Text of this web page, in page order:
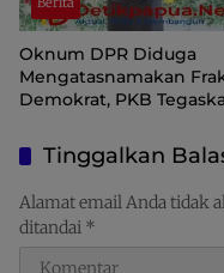
Oknum DPR Diduga
Mengatasnamakan
Demokrat, PKB
Papua Pegunungan
Tinggalkan
Alamat email Anda tidak
ditandai *